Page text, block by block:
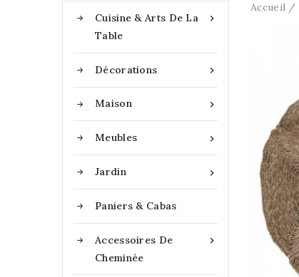

Cuisine & Arts De La
Table

Décorations

Maison

Meubles

Jardin
Paniers & Cabas

Accessoires De
Cheminée
Accueil